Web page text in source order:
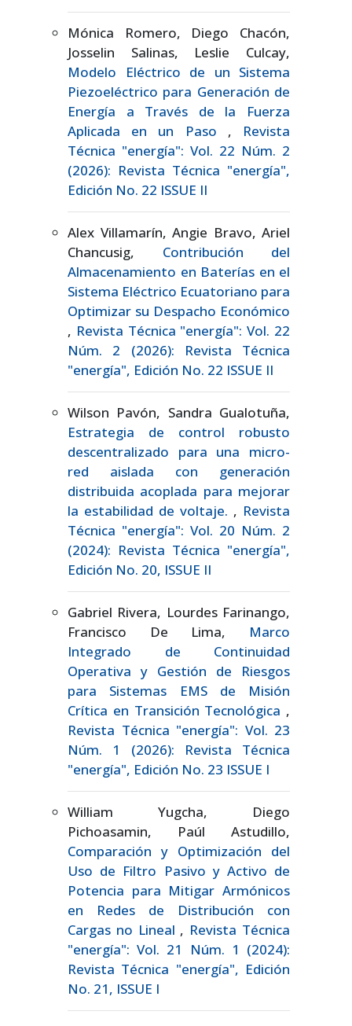
Mónica Romero, Diego Chacón,
Josselin Salinas, Leslie Culcay,
Modelo Eléctrico de un Sistema
Piezoeléctrico para Generación de
Energía a Través de la Fuerza
Aplicada en un Paso , Revista
Técnica "energía": Vol. 22 Núm. 2
(2026): Revista Técnica "energía",
Edición No. 22 ISSUE II
Alex Villamarín, Angie Bravo, Ariel
Chancusig, Contribución del
Almacenamiento en Baterías en el
Sistema Eléctrico Ecuatoriano para
Optimizar su Despacho Económico
, Revista Técnica "energía": Vol. 22
Núm. 2 (2026): Revista Técnica
"energía", Edición No. 22 ISSUE II
Wilson Pavón, Sandra Gualotuña,
Estrategia de control robusto
descentralizado para una micro-
red aislada con generación
distribuida acoplada para mejorar
la estabilidad de voltaje. , Revista
Técnica "energía": Vol. 20 Núm. 2
(2024): Revista Técnica "energía",
Edición No. 20, ISSUE II
Gabriel Rivera, Lourdes Farinango,
Francisco De Lima, Marco
Integrado de Continuidad
Operativa y Gestión de Riesgos
para Sistemas EMS de Misión
Crítica en Transición Tecnológica ,
Revista Técnica "energía": Vol. 23
Núm. 1 (2026): Revista Técnica
"energía", Edición No. 23 ISSUE I
William Yugcha, Diego
Pichoasamin, Paúl Astudillo,
Comparación y Optimización del
Uso de Filtro Pasivo y Activo de
Potencia para Mitigar Armónicos
en Redes de Distribución con
Cargas no Lineal , Revista Técnica
"energía": Vol. 21 Núm. 1 (2024):
Revista Técnica "energía", Edición
No. 21, ISSUE I